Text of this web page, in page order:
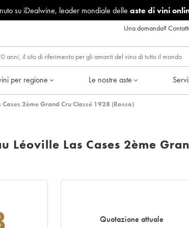
su iDealwine, leader mondiale delle aste di vini
Una domanda?
per regione Le nostre aste
2ème Grand Cru Classé 1928 (Rosso)
Léoville Las Cases 2ème
Quotazione attuale